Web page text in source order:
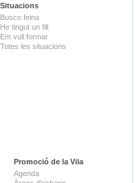
Situacions
Busco feina
He tingut un fill
Em vull formar
Totes les situacions
Promoció de la Vila
Agenda